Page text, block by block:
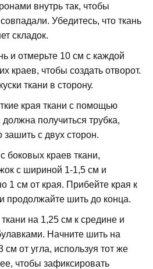
внутрь так, чтобы
Убедитесь, что ткань
складок.
и отмерьте 10 см с каждой
краев, чтобы создать отворот.
ткани в сторону.
края ткани с помощью
получиться трубка,
зашить с двух сторон.
боковых краев ткани,
с шириной 1-1,5 см и
1 см от края. Прибейте края к
продолжайте шить до конца.
на 1,25 см к средине и
Начните шить на
см от угла, используя тот же
чтобы зафиксировать